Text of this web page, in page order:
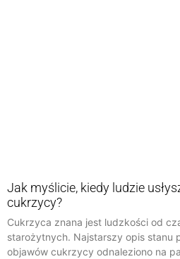
Jak myślicie, kiedy ludzie
cukrzycy?
Cukrzyca znana jest ludzkości od
starożytnych. Najstarszy opis stanu
objawów cukrzycy odnaleziono na